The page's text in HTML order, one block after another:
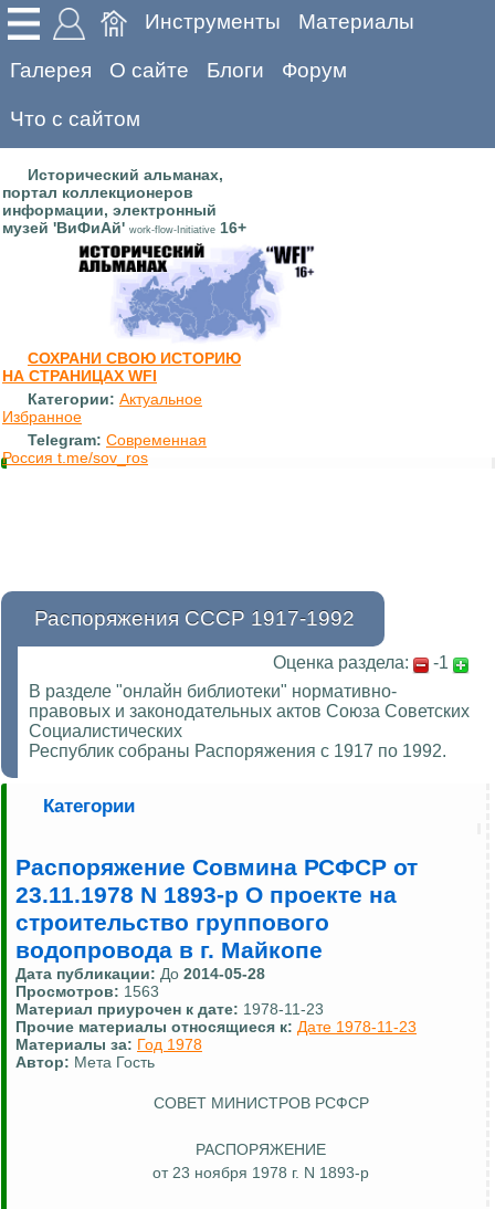
Инструменты Материалы
Галерея О сайте Блоги Форум
Что с сайтом
Исторический альманах,
портал коллекционеров
информации, электронный
музей 'ВиФиАй' work-flow-Initiative 16+
СОХРАНИ СВОЮ ИСТОРИЮ
НА СТРАНИЦАХ WFI
Категории: Актуальное
Избранное
Telegram: Современная
Россия t.me/sov_ros
Распоряжения СССР 1917-1992
Оценка раздела:
-1
В разделе "онлайн библиотеки" нормативно-
правовых и законодательных актов Союза Советских
Социалистических
Республик собраны Распоряжения с 1917 по 1992.
Категории
Распоряжение Совмина РСФСР от
23.11.1978 N 1893-р О проекте на
строительство группового
водопровода в г. Майкопе
Дата публикации: До 2014-05-28
Просмотров: 1563
Материал приурочен к дате: 1978-11-23
Прочие материалы относящиеся к: Дате 1978-11-23
Материалы за: Год 1978
Автор: Мета Гость
СОВЕТ МИНИСТРОВ РСФСР
РАСПОРЯЖЕНИЕ
от 23 ноября 1978 г. N 1893-р